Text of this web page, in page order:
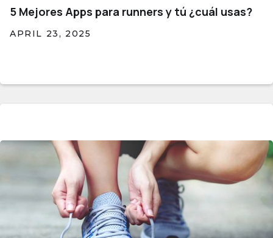
5 Mejores Apps para runners y tú ¿cuál usas?
APRIL 23, 2025